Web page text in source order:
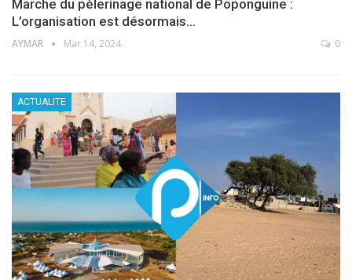
Marche du pèlerinage national de Poponguine :
L’organisation est désormais…
AYMAR Mar 14, 2024 0
ACTUALITE